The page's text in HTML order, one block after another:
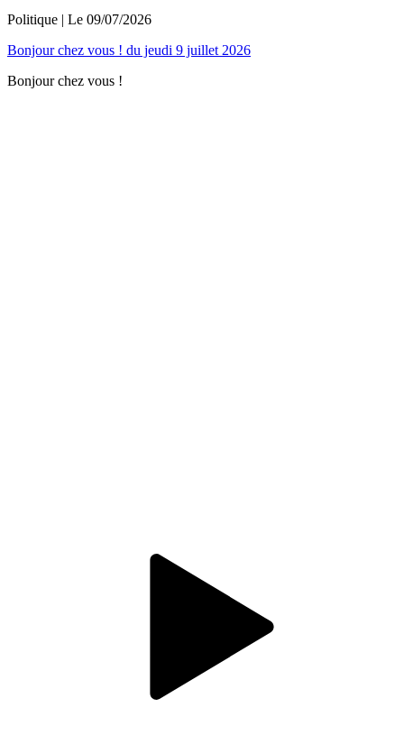
Politique | Le 09/07/2026
Bonjour chez vous ! du jeudi 9 juillet 2026
Bonjour chez vous !